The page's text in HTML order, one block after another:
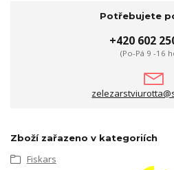
Potřebujete
+420 602
(Po-Pá 9 -16
Zboží zařazeno v kategoriích
Fiskars